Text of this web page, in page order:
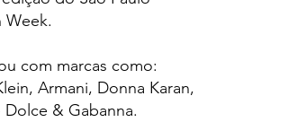
Week.
com marcas como:
Armani, Donna Karan,
Dolce & Gabanna.